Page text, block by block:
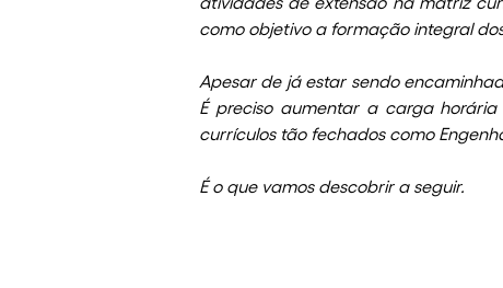
como objetivo a formação integral
Apesar de já estar sendo
É preciso aumentar a carga
currículos tão fechados como
É o que vamos descobrir a seguir.